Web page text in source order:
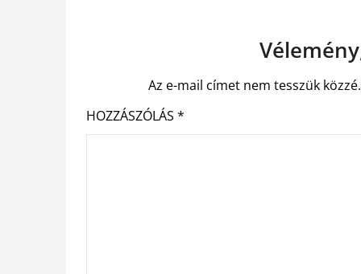
Az e-mail címet nem tesszük közzé.
HOZZÁSZÓLÁS *